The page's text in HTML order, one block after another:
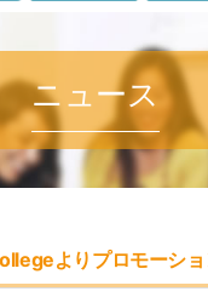
ニュース
よりプロモーシ